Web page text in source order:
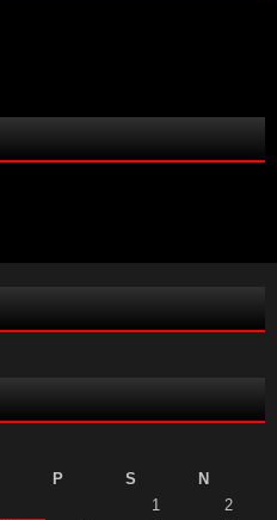
P S
N
1
2